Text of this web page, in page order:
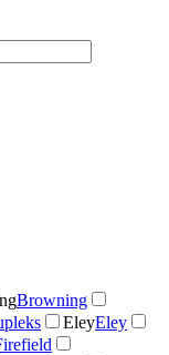
Browning
EleyEley